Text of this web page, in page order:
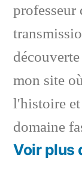
professeur
mon site
l'histoire
domaine
Voir plus